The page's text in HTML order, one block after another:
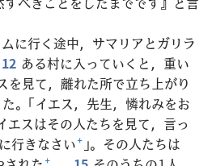
に行く途中，サマリアとガリラ
12 ある村に入っていくと，重い
を見て，離れた所で立ち上がり
。「イエス，先生，憐れみをお
エスはその人たちを見て，言っ
行きなさい+ 」。その人たちは